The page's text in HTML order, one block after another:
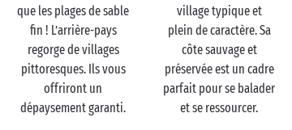
que les plages de sable
fin ! L’arrière-pays
regorge de villages
pittoresques. Ils vous
offriront un
dépaysement garanti.
village typique et
plein de caractère. Sa
côte sauvage et
préservée est un cadre
parfait pour se balader
et se ressourcer.